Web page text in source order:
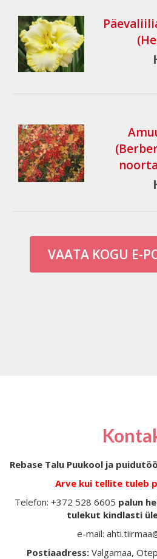
VAATA KOGU E-
Rebase Talu Puukool ja
Arve kui tellite tuleb
Telefon: +372 528 6605 palun
tulekut kindlasti
e-mail:
Postiaadress: Valgamaa,